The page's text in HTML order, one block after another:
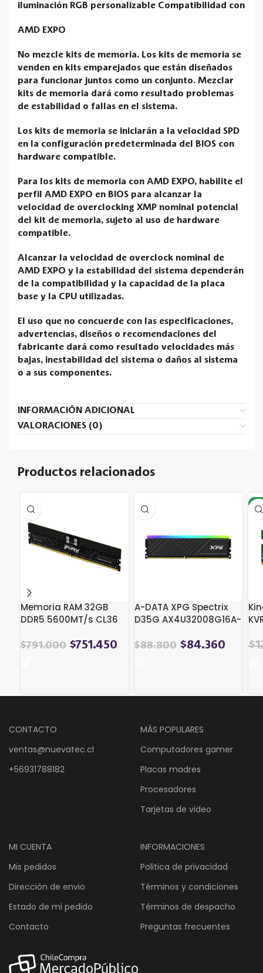
iluminación RGB personalizable Compatibilidad con
AMD EXPO
No mezcle kits de memoria. Los kits de memoria se
venden en kits emparejados que están diseñados
para funcionar juntos como un conjunto. Mezclar
kits de memoria dará como resultado problemas
de estabilidad o fallas en el sistema.
Los kits de memoria se iniciarán a la velocidad SPD
en la configuración predeterminada del BIOS con
hardware compatible.
Para los kits de memoria con AMD EXPO, habilite el
perfil AMD EXPO en BIOS para alcanzar la
velocidad de overclocking XMP nominal potencial
del kit de memoria, sujeto al uso de hardware
compatible.
Alcanzar la velocidad de overclock nominal de
AMD EXPO y la estabilidad del sistema dependerán
de la compatibilidad y la capacidad de la placa
base y la CPU utilizadas.
El uso que no concuerde con las especificaciones,
advertencias, diseños o recomendaciones del
fabricante dará como resultado velocidades más
bajas, inestabilidad del sistema o daños al sistema
o a sus componentes.
INFORMACIÓN ADICIONAL
VALORACIONES (0)
Productos relacionados
Memoria RAM 32GB
DDR5 5600MT/s CL36
Kingston Fury
$791.000 $751.450
A-DATA XPG Spectrix
D35G AX4U32008G16A-
DIMM DDR4-3200)
$88.800 $84.360
-
El
$
CONTACTO
ventas@nuevatec.cl
+56931788182
MÁS POPULARES
Computadores gamer
Placas madres
Procesadores
Tarjetas de video
MI CUENTA
Mis pedidos
Dirección de envio
Estado de mi pedido
Contacto
INFORMACIONES
Politica de privacidad
Términos y condiciones
Términos de despacho
Preguntas frecuentes